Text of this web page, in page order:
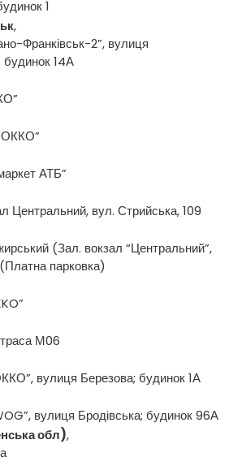
1
,
Франківськ-2”, вулиця
будинок 14А
АТБ”
Центральний, вул. Стрийська, 109
(Зал. вокзал “Центральний”,
парковка)
М06
вулиця Березова; будинок 1А
вулиця Бродівська; будинок 96А
обл),